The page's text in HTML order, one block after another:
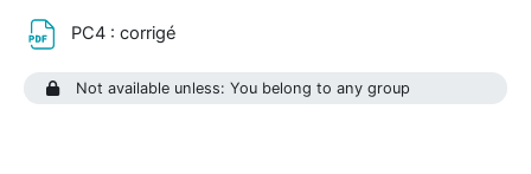
PC4 : corrigé
Not available unless: You belong to any group